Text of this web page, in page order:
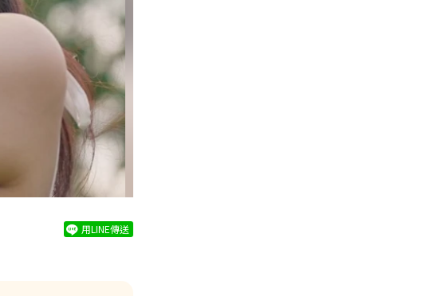
用LINE傳送